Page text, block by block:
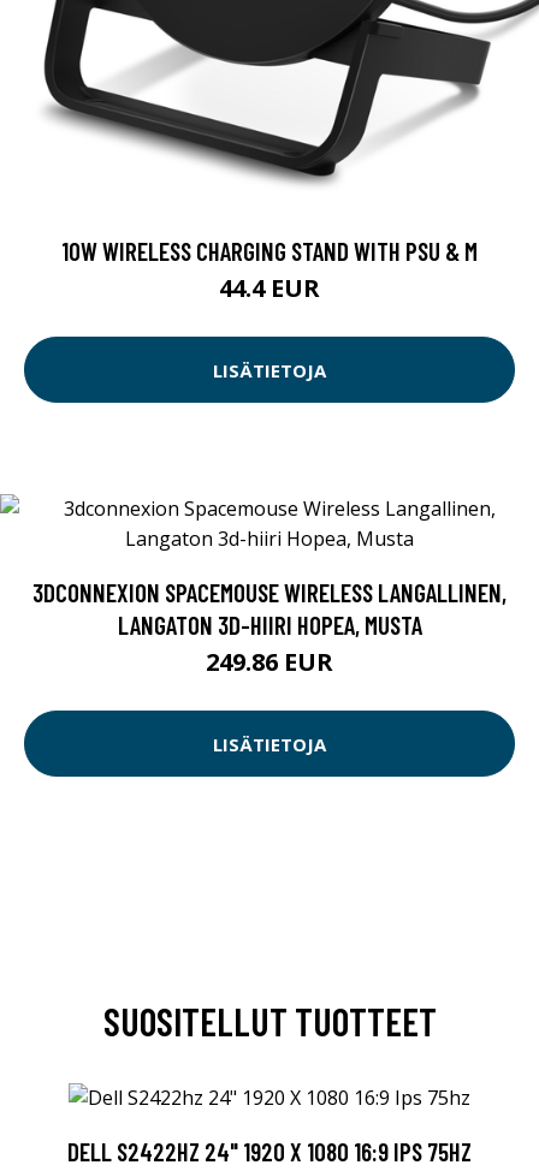
10W WIRELESS CHARGING STAND WITH PSU & M
44.4 EUR
LISÄTIETOJA
3DCONNEXION SPACEMOUSE WIRELESS LANGALLINEN,
LANGATON 3D-HIIRI HOPEA, MUSTA
249.86 EUR
LISÄTIETOJA
SUOSITELLUT TUOTTEET
DELL S2422HZ 24" 1920 X 1080 16:9 IPS 75HZ